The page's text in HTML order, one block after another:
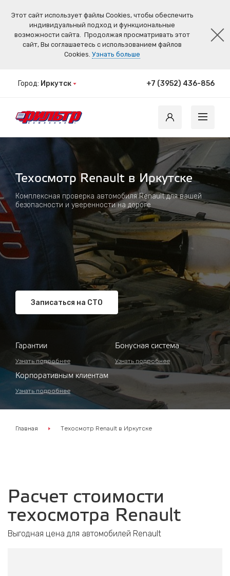
Этот сайт использует файлы Cookies, чтобы обеспечить
индивидуальный подход и функциональные
возможности сайта. Продолжая просматривать этот
сайт, Вы соглашаетесь с использованием файлов
Cookies. Узнать больше
Город: Иркутск +7 (3952) 436-856
Техосмотр Renault в Иркутске
Комплексная проверка автомобиля Renault для вашей
безопасности и уверенности на дороге
Записаться на СТО
Гарантии
Узнать подробнее
Бонусная система
Узнать подробнее
Корпоративным клиентам
Узнать подробнее
Главная Техосмотр Renault в Иркутске
Расчет стоимости
техосмотра Renault
Выгодная цена для автомобилей Renault